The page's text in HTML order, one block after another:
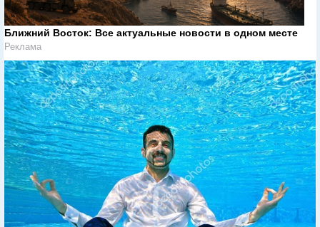
Ближний Восток: Все актуальные новости в одном месте
Реклама